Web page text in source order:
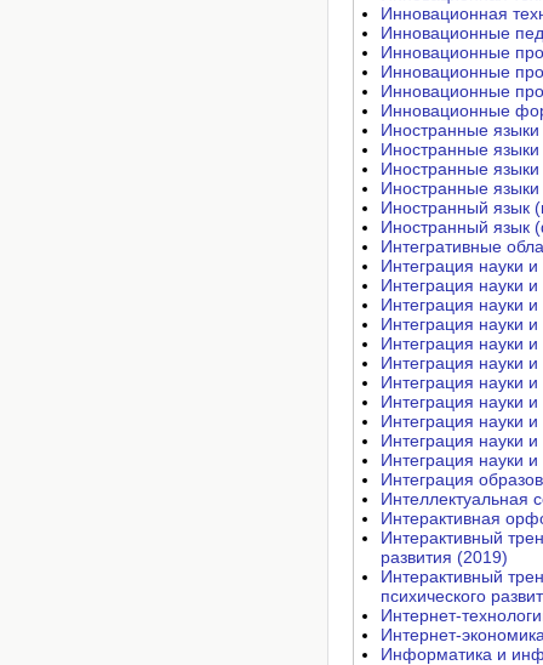
Инновационная
Инновационные
Инновационные
Инновационные
Инновационные
Инновационные
Иностранные
Иностранные
Иностранные
Иностранные
Иностранный язык
Иностранный язык
Интегративные
Интеграция науки
Интеграция науки
Интеграция науки
Интеграция науки
Интеграция науки
Интеграция науки
Интеграция науки
Интеграция науки
Интеграция науки
Интеграция науки
Интеграция науки
Интеграция
Интеллектуальная
Интерактивная
Интерактивный
развития (2019)
Интерактивный
психического
Интернет-
Интернет-
Информатика и